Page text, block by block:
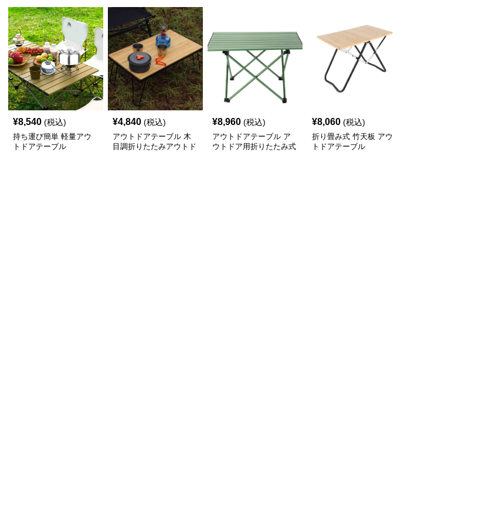
¥8,540 (税込)
持ち運び簡単 軽量アウ
トドアテーブル
¥4,840 (税込)
アウトドアテーブル 木
目調折りたたみアウトド
¥8,960 (税込)
アウトドアテーブル ア
ウトドア用折りたたみ式
¥8,060 (税込)
折り畳み式 竹天板 アウ
トドアテーブル